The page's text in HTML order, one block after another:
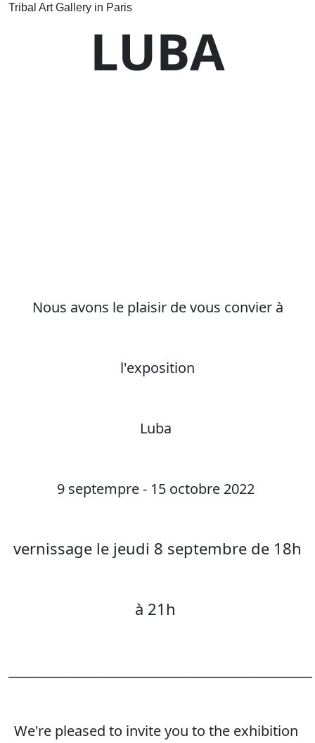
Tribal Art Gallery in Paris
LUBA
Nous avons le plaisir de vous convier à
l'exposition
Luba
9 septempre - 15 octobre 2022
vernissage le jeudi 8 septembre de 18h
à 21h
We're pleased to invite you to the exhibition